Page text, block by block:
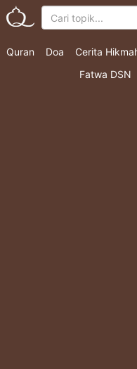
Quran Doa Cerita
Fatwa DSN